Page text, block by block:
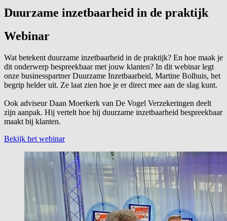
Duurzame inzetbaarheid in de praktijk
Webinar
Wat betekent duurzame inzetbaarheid in de praktijk? En hoe maak je
dit onderwerp bespreekbaar met jouw klanten? In dit webinar legt
onze businesspartner Duurzame Inzetbaarheid, Martine Bolhuis, het
begrip helder uit. Ze laat zien hoe je er direct mee aan de slag kunt.
Ook adviseur Daan Moerkerk van De Vogel Verzekeringen deelt
zijn aanpak. Hij vertelt hoe hij duurzame inzetbaarheid bespreekbaar
maakt bij klanten.
Bekijk het webinar